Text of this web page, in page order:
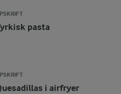
pasta
i airfryer